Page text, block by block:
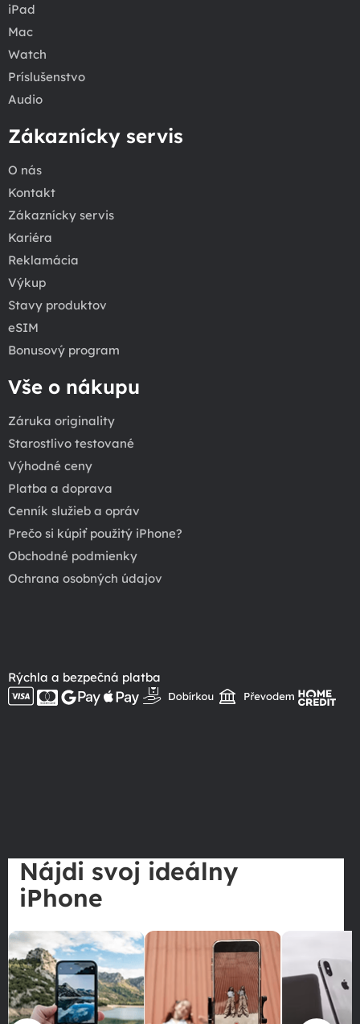
iPad
Mac
Watch
Príslušenstvo
Audio
Zákaznícky servis
O nás
Kontakt
Zákaznícky servis
Kariéra
Reklamácia
Výkup
Stavy produktov
eSIM
Bonusový program
Vše o nákupu
Záruka originality
Starostlivo testované
Výhodné ceny
Platba a doprava
Cenník služieb a opráv
Prečo si kúpiť použitý iPhone?
Obchodné podmienky
Ochrana osobných údajov
Rýchla a bezpečná platba
Nájdi svoj ideálny
iPhone